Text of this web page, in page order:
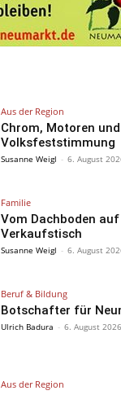
Aus der Region
Chrom, Motoren und
Volksfeststimmung
Susanne Weigl - 6. August
Familie
Vom Dachboden auf
Verkaufstisch
Susanne Weigl - 6. August
Beruf & Bildung
Botschafter für
Ulrich Badura - 6. August 2026
Aus der Region